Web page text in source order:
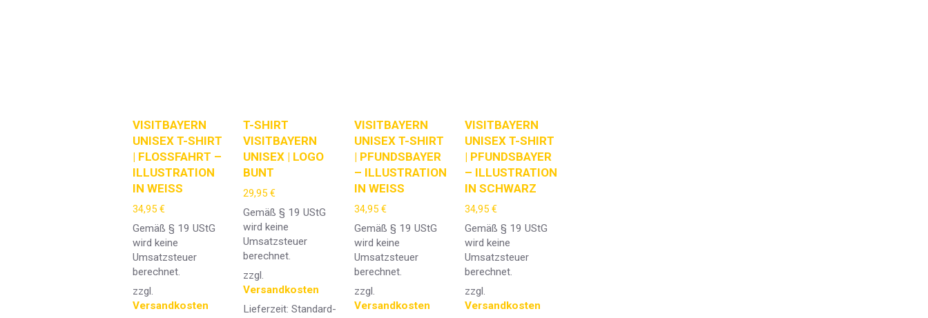
VISITBAYERN
UNISEX T-SHIRT
| FLOSSFAHRT –
ILLUSTRATION
IN WEISS
34,95 €
Gemäß § 19 UStG
wird keine
Umsatzsteuer
berechnet.
zzgl.
Versandkosten
T-SHIRT
VISITBAYERN
UNISEX | LOGO
BUNT
29,95€
Gemäß § 19 UStG
wird keine
Umsatzsteuer
berechnet.
zzgl.
Versandkosten
Lieferzeit:Standard-
VISITBAYERN
UNISEX T-SHIRT
| PFUNDSBAYER
– ILLUSTRATION
IN WEISS
34,95 €
Gemäß § 19 UStG
wird keine
Umsatzsteuer
berechnet.
zzgl.
Versandkosten
VISITBAYERN
UNISEX T-SHIRT
| PFUNDSBAYER
– ILLUSTRATION
IN SCHWARZ
34,95 €
Gemäß § 19 UStG
wird keine
Umsatzsteuer
berechnet.
zzgl.
Versandkosten